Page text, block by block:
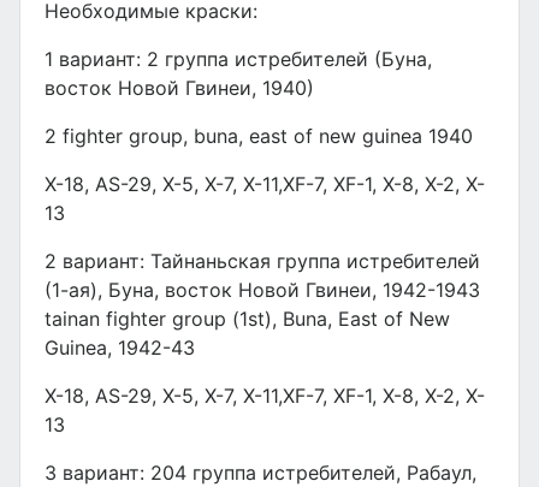
Необходимые краски:
1 вариант: 2 группа истребителей (Буна,
восток Новой Гвинеи, 1940)
2 fighter group, buna, east of new guinea 1940
X-18, AS-29, X-5, X-7, X-11,XF-7, XF-1, X-8, X-2, X-
13
2 вариант: Тайнаньская группа истребителей
(1-ая), Буна, восток Новой Гвинеи, 1942-1943
tainan fighter group (1st), Buna, East of New
Guinea, 1942-43
X-18, AS-29, X-5, X-7, X-11,XF-7, XF-1, X-8, X-2, X-
13
3 вариант: 204 группа истребителей, Рабаул,